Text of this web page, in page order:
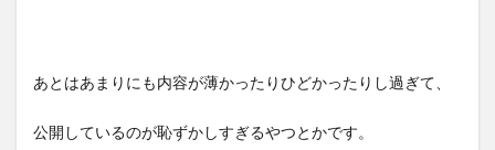
あとはあまりにも内容が薄かったりひどかったりし過ぎて、
公開しているのが恥ずかしすぎるやつとかです。